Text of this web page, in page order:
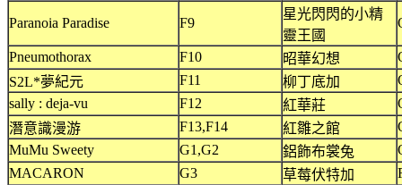
Paranoia Paradise F9
星光閃閃的小精
靈王國
Pneumothorax F10 昭華幻想
S2L*夢紀元
F11 柳丁底加
sally : deja-vu
F12 紅華莊
潛意識漫游
F13,F14 紅雛之館
MuMu Sweety
G1,G2 鋁飾布裳兔
MACARON
G3 草莓伏特加